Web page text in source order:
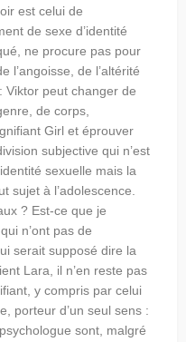
est celui de
de sexe d’identité
ne procure pas pour
l’angoisse, de l’altérité
Viktor peut changer de
de corps,
Girl et éprouver
subjective qui n’est
sexuelle mais la
sujet à l’adolescence.
? Est-ce que je
n’ont pas de
serait supposé dire la
Lara, il n’en reste pas
y compris par celui
porteur d’un seul sens :
sont, malgré